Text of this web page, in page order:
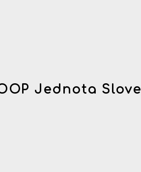
Jednota